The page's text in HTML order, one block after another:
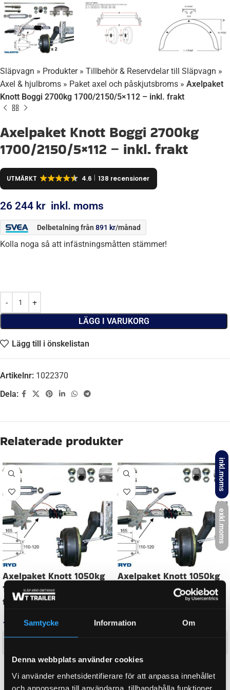
Samtycke Information Om
Denna webbplats använder cookies
Vi använder enhetsidentifierare för att anpassa innehållet
och annonserna till användarna, tillhandahålla funktioner
inkl.moms
exkl.moms
Släpvagn » Produkter» Tillbehör & Reservdelar till Släpvagn »
Axel & hjulbroms » Paket axel och påskjutsbroms » Axelpaket
Knott Boggi 2700kg 1700/2150/5×112 – inkl. frakt
Axelpaket Knott Boggi 2700kg
1700/2150/5×112 – inkl. frakt
UTMÄRKT 4.6 138 recensioner
26 244 kr inkl. moms
Delbetalning från 891 kr/månad
Kolla noga så att infästningsmåtten stämmer!
LÄGG I VARUKORG
Lägg till i önskelistan
Artikelnr: 1022370
Dela:
Beskrivning
Ja
BULTCIRKEL 5×112
AXEL A-MÅTT 1700 mm
AXEL B-MÅTT
TOTALVIKT 2700 kg
WEIGHT 124,9 kg